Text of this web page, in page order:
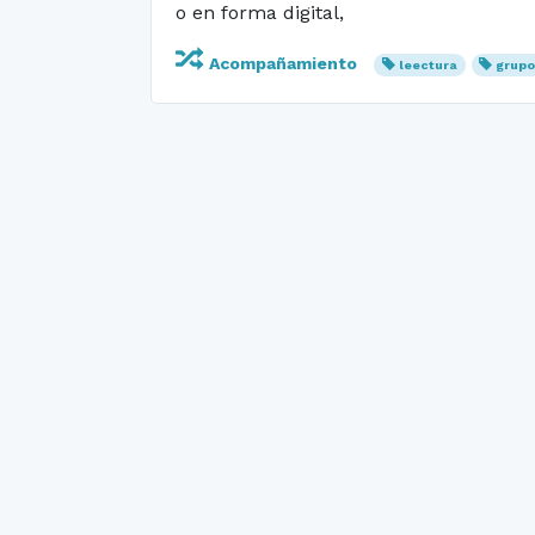
o en forma digital,
Acompañamiento leectura grupo